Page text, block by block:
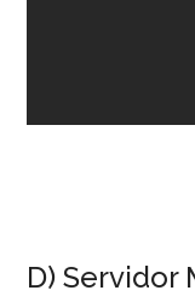
D) Servidor